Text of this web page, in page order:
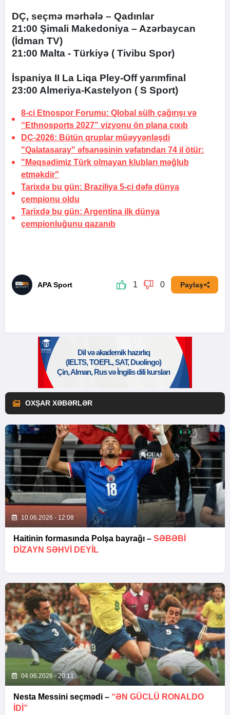
DÇ, seçmə mərhələ – Qadınlar
21:00 Şimali Makedoniya – Azərbaycan
(İdman TV)
21:00 Malta - Türkiyə ( Tivibu Spor)
İspaniya II La Liqa Pley-Off yarımfinal
23:00 Almeriya-Kastelyon ( S Sport)
8-ci Etnospor Forumu: Qlobal sülh çağırışı və
“Ethnosports 2027” vizyonu ön plana çıxıb
DÇ-2026: Bütün qruplar müəyyənləşdi
"Qalatasaray" əfsanəsinin vəfatından 74 il ötür:
"Məqsədimiz Türk olmayan klubları məğlub
etməkdir"
Tarixdə bu gün: Braziliya 5-ci dəfə dünya
çempionu oldu
Tarixdə bu gün: Argentina ilk dünya
çempionluğunu qazanıb
APA Sport 1 0 Paylaş
OXŞAR XƏBƏRLƏR
10.06.2026 - 12:08
Haitinin formasında Polşa bayrağı – SƏBƏBI
DIZAYN SƏHVI DEYIL
04.06.2026 - 20:11
Nesta Messini seçmədi – “ƏN GÜCLÜ RONALDO
IDI”